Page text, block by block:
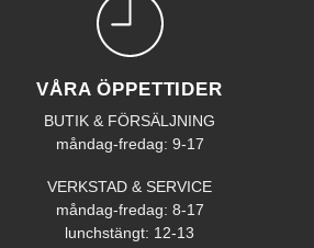
VÅRA ÖPPETTIDER
BUTIK & FÖRSÄLJNING
måndag-fredag: 9-17
VERKSTAD & SERVICE
måndag-fredag: 8-17
lunchstängt: 12-13